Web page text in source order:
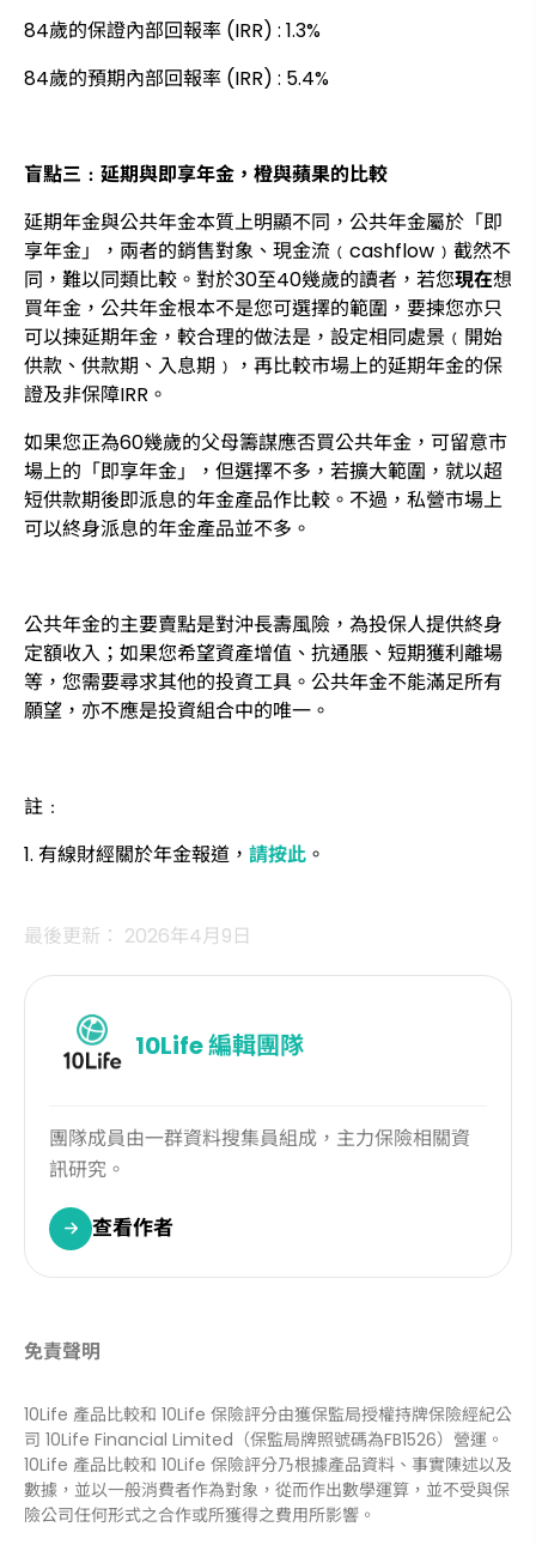
84歲的保證內部回報率 (IRR) : 1.3%
84歲的預期內部回報率 (IRR) : 5.4%
盲點三﹕延期與即享年金，橙與蘋果的比較
延期年金與公共年金本質上明顯不同，公共年金屬於「即
享年金」，兩者的銷售對象、現金流﹙cashflow﹚截然不
同，難以同類比較。對於30至40幾歲的讀者，若您現在想
買年金，公共年金根本不是您可選擇的範圍，要揀您亦只
可以揀延期年金，較合理的做法是，設定相同處景﹙開始
供款、供款期、入息期﹚，再比較市場上的延期年金的保
證及非保障IRR。
如果您正為60幾歲的父母籌謀應否買公共年金，可留意市
場上的「即享年金」，但選擇不多，若擴大範圍，就以超
短供款期後即派息的年金產品作比較。不過，私營市場上
可以終身派息的年金產品並不多。
公共年金的主要賣點是對沖長壽風險，為投保人提供終身
定額收入；如果您希望資產增值、抗通脹、短期獲利離場
等，您需要尋求其他的投資工具。公共年金不能滿足所有
願望，亦不應是投資組合中的唯一。
註﹕
1. 有線財經關於年金報道， 請按此 。
最後更新： 2026年4月9日
10Life編輯團隊
團隊成員由一群資料搜集員組成，主力保險相關資
訊研究。
查看作者
免責聲明
10Life 產品比較和 10Life 保險評分由獲保監局授權持牌保險經紀公
司 10Life Financial Limited（保監局牌照號碼為FB1526）營運。
10Life 產品比較和 10Life 保險評分乃根據產品資料、事實陳述以及
數據，並以一般消費者作為對象，從而作出數學運算，並不受與保
險公司任何形式之合作或所獲得之費用所影響。